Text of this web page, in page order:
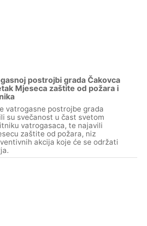
postrojbi grada Čakovca
Mjeseca zaštite od požara i
vatrogasne postrojbe grada
su svečanost u čast svetom
vatrogasaca, te najavili
zaštite od požara, niz
akcija koje će se održati